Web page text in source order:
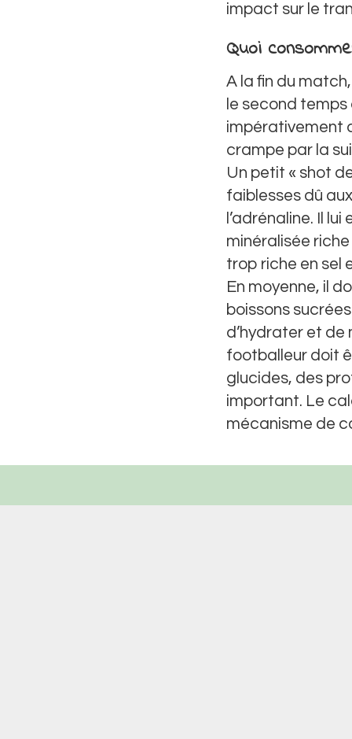
impact sur le
Quoi
A la fin du
le second
impérativement
crampe par la
Un petit « shot
faiblesses dû
l’adrénaline. Il
minéralisée
trop riche en sel
En moyenne, il
boissons
d’hydrater et de
footballeur doit
glucides, des
important. Le
mécanisme de